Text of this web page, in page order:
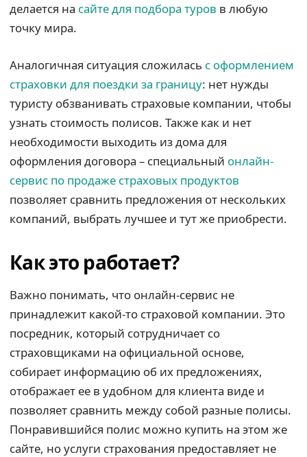
делается на сайте для подбора туров в любую
точку мира.
Аналогичная ситуация сложилась с оформлением
страховки для поездки за границу: нет нужды
туристу обзванивать страховые компании, чтобы
узнать стоимость полисов. Также как и нет
необходимости выходить из дома для
оформления договора – специальный онлайн-
сервис по продаже страховых продуктов
позволяет сравнить предложения от нескольких
компаний, выбрать лучшее и тут же приобрести.
Как это работает?
Важно понимать, что онлайн-сервис не
принадлежит какой-то страховой компании. Это
посредник, который сотрудничает со
страховщиками на официальной основе,
собирает информацию об их предложениях,
отображает ее в удобном для клиента виде и
позволяет сравнить между собой разные полисы.
Понравившийся полис можно купить на этом же
сайте, но услуги страхования предоставляет не